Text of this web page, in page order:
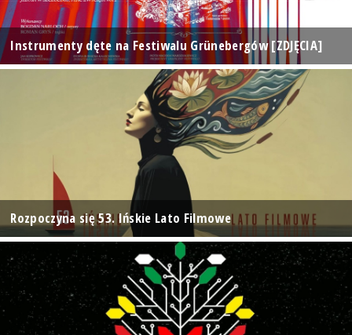
Instrumenty dęte na Festiwalu Grünebergów [ZDJĘCIA]
Rozpoczyna się 53. Ińskie Lato Filmowe